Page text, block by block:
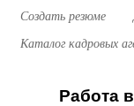
Создать резюме
Каталог кадровых
Работа